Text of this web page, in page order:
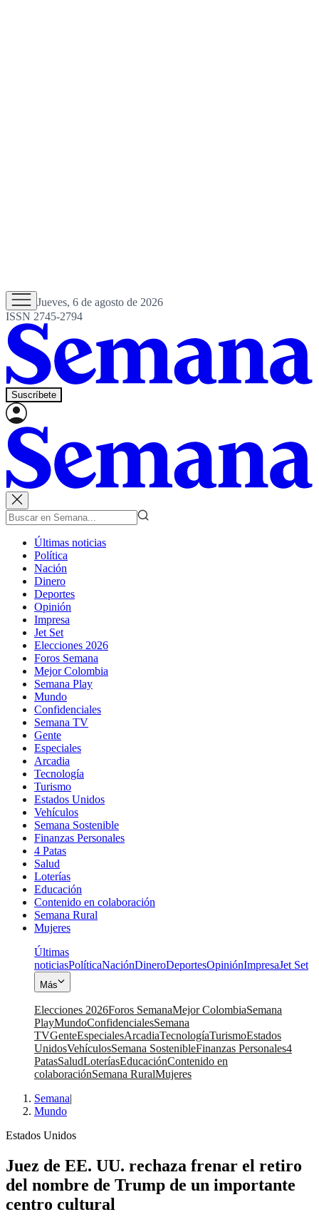
Jueves, 6 de agosto de 2026
ISSN 2745-2794
Suscríbete
Últimas noticias
Política
Nación
Dinero
Deportes
Opinión
Impresa
Jet Set
Elecciones 2026
Foros Semana
Mejor Colombia
Semana Play
Mundo
Confidenciales
Semana TV
Gente
Especiales
Arcadia
Tecnología
Turismo
Estados Unidos
Vehículos
Semana Sostenible
Finanzas Personales
4 Patas
Salud
Loterías
Educación
Contenido en colaboración
Semana Rural
Mujeres
Últimas
noticiasPolíticaNaciónDineroDeportesOpiniónImpresaJet Set
Más
Elecciones 2026Foros SemanaMejor ColombiaSemana
PlayMundoConfidencialesSemana
TVGenteEspecialesArcadiaTecnologíaTurismoEstados
UnidosVehículosSemana SostenibleFinanzas Personales4
PatasSaludLoteríasEducaciónContenido en
colaboraciónSemana RuralMujeres
Semana|
Mundo
Estados Unidos
Juez de EE. UU. rechaza frenar el retiro
del nombre de Trump de un importante
centro cultural